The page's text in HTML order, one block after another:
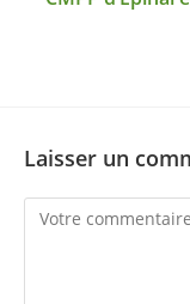
Laisser un